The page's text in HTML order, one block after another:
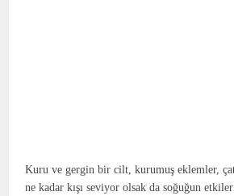
Kuru ve gergin bir cilt, kurumuş eklemler,
ne kadar kışı seviyor olsak da soğuğun